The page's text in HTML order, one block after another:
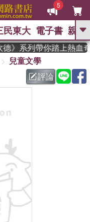
5
GO
吾 、 高希均教授回憶錄
父親節 、 如果歷
暑期推薦 、 國際布克
經
民東大 電子書 親子
》系列帶你踏上熱血奇
兒童文學
評論